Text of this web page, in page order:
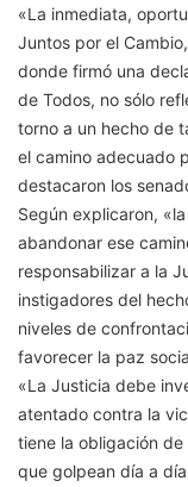
«La inmediata,
Juntos por el
donde firmó una
de Todos, no sólo
torno a un hecho de
el camino adecuado
destacaron los
Según explicaron,
abandonar ese
responsabilizar a la
instigadores del
niveles de
favorecer la paz
«La Justicia debe
atentado contra la
tiene la obligación
que golpean día a